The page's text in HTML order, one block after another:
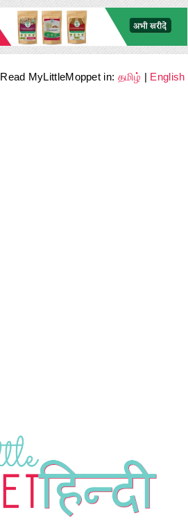
Read MyLittleMoppet in: தமிழ் | English